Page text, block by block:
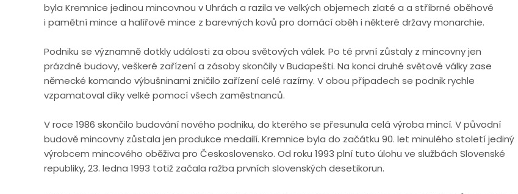
byla Kremnice jedinou mincovnou v Uhrách a razila ve velkých objemech zlaté a a stříbrné oběhové
i pamětní mince a halířové mince z barevných kovů pro domácí oběh i některé državy monarchie.
Podniku se významně dotkly události za obou světových válek. Po té první zůstaly z mincovny jen
prázdné budovy, veškeré zařízení a zásoby skončily v Budapešti. Na konci druhé světové války zase
německé komando výbušninami zničilo zařízení celé razírny. V obou případech se podnik rychle
vzpamatoval díky velké pomocí všech zaměstnanců.
V roce 1986 skončilo budování nového podniku, do kterého se přesunula celá výroba mincí. V původní
budově mincovny zůstala jen produkce medailí. Kremnice byla do začátku 90. let minulého století jediný
výrobcem mincového oběživa pro Československo. Od roku 1993 plní tuto úlohu ve službách Slovenské
republiky, 23. ledna 1993 totiž začala ražba prvních slovenských desetikorun.